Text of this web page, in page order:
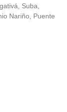
Suba,
Nariño, Puente